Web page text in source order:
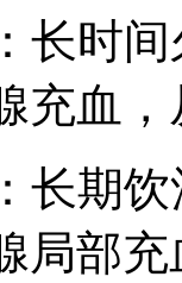
时间
充血
期饮
局部